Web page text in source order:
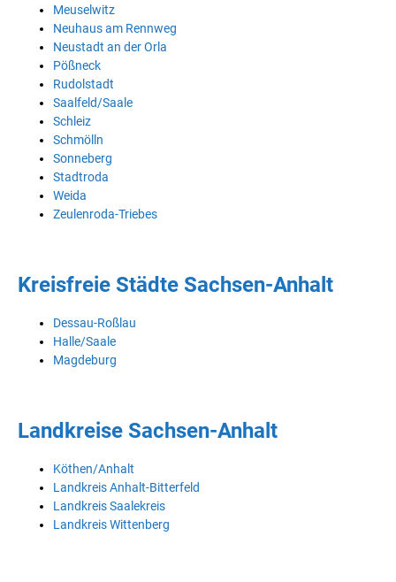
Meuselwitz
Neuhaus am Rennweg
Neustadt an der Orla
Pößneck
Rudolstadt
Saalfeld/Saale
Schleiz
Schmölln
Sonneberg
Stadtroda
Weida
Zeulenroda-Triebes
Kreisfreie Städte Sachsen-Anhalt
Dessau-Roßlau
Halle/Saale
Magdeburg
Landkreise Sachsen-Anhalt
Köthen/Anhalt
Landkreis Anhalt-Bitterfeld
Landkreis Saalekreis
Landkreis Wittenberg